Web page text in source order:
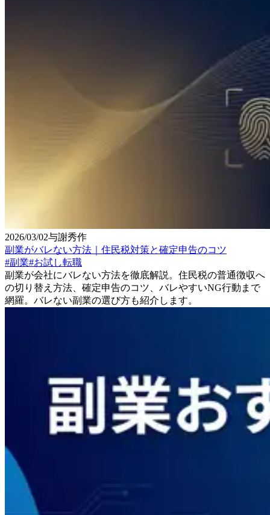
2026/03/02与謝秀作
副業がバレない方法｜住民税対策と確定申告のコツ
#副業#お試し転職
副業が会社にバレない方法を徹底解説。住民税の普通徴収へ
の切り替え方法、確定申告のコツ、バレやすいNG行動まで
網羅。バレない副業の選び方も紹介します。